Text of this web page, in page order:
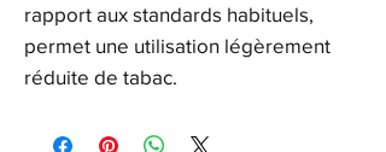
rapport aux standards habituels,
permet une utilisation légèrement
réduite de tabac.